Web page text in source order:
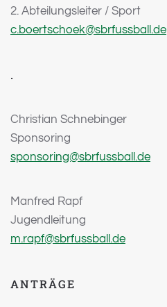
2. Abteilungsleiter / Sport
c.boertschoek@sbrfussball.de
.
Christian Schnebinger
Sponsoring
sponsoring@sbrfussball.de
Manfred Rapf
Jugendleitung
m.rapf@sbrfussball.de
ANTRÄGE